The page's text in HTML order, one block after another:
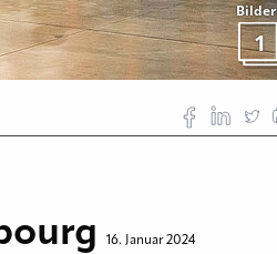
Bilder
1
16. Januar 2024